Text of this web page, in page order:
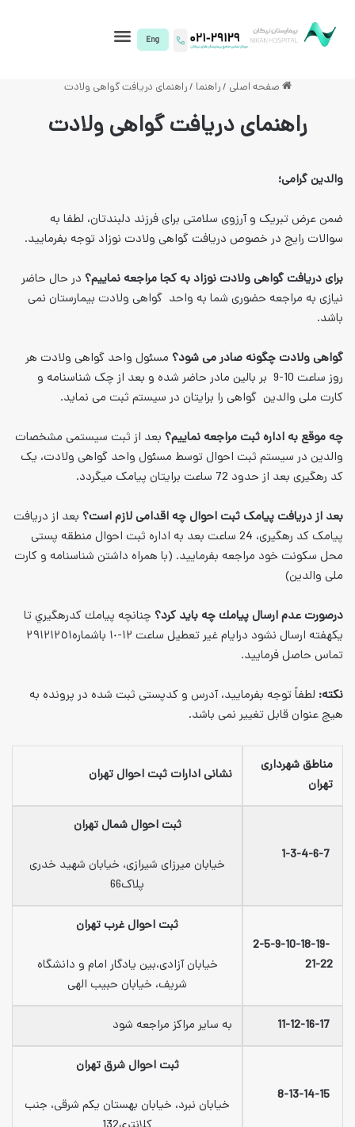
راهنمای دریافت گواهی ولادت
دریافت گواهی ولادت
سلامتی برای فرزند دلبندتان، لطفا به
دریافت گواهی ولادت نوزاد توجه بفرمایید.
نوزاد به کجا مراجعه نماییم؟ در حال حاضر
شما به واحد گواهی ولادت بیمارستان نمی
صادر می شود؟ مسئول واحد گواهی ولادت هر
10-9 بر بالین مادر حاضر شده و بعد از چک شناسنامه و
را برایتان در سیستم ثبت می نماید.
مراجعه نماییم؟بعد از ثبت سیستمی مشخصات
احوال توسط مسئول واحد گواهی ولادت، یک
میگردد.
ثبت احوال چه اقدامی لازم است؟ بعد از دریافت
پیامک کد رهگیری، 24 ساعت بعد به اداره ثبت احوال منطقه پستی
بفرمایید. (با همراه داشتن شناسنامه و کارت
چه بايد كرد؟چنانچه پيامك كدرهگيري تا
يكهفته ارسال نشود درايام غير تعطيل ساعت ١٢-١٠ باشماره٢٩١٢١٢٥١
آدرس و کدپستی ثبت شده در پرونده به
نمی باشد.
نشانی ادارات ثبت احوال تهران
ثبت احوال شمال تهران
خیابان میرزای شیرازی، خیابان شهید خدری
خیابان آزادی،بین یادگار امام و دانشگاه
شریف، خیابان حبیب الهی
به سایر مراکز مراجعه شود
خیابان نبرد، خیابان بهستان یکم شرقی، جنب